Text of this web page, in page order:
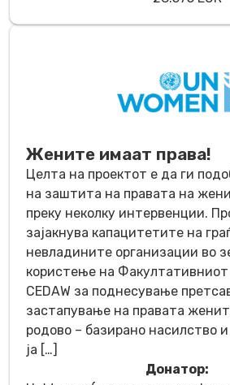
Жените имаат права!
Целта на проектот е да ги
на заштита на правата на
преку неколку интервенции.
зајакнува капацитетите на
невладините организации во
користење на Факултативниот
CEDAW за поднесување
застапување на правата
родово – базирано насилство
ја […]
Донатор: